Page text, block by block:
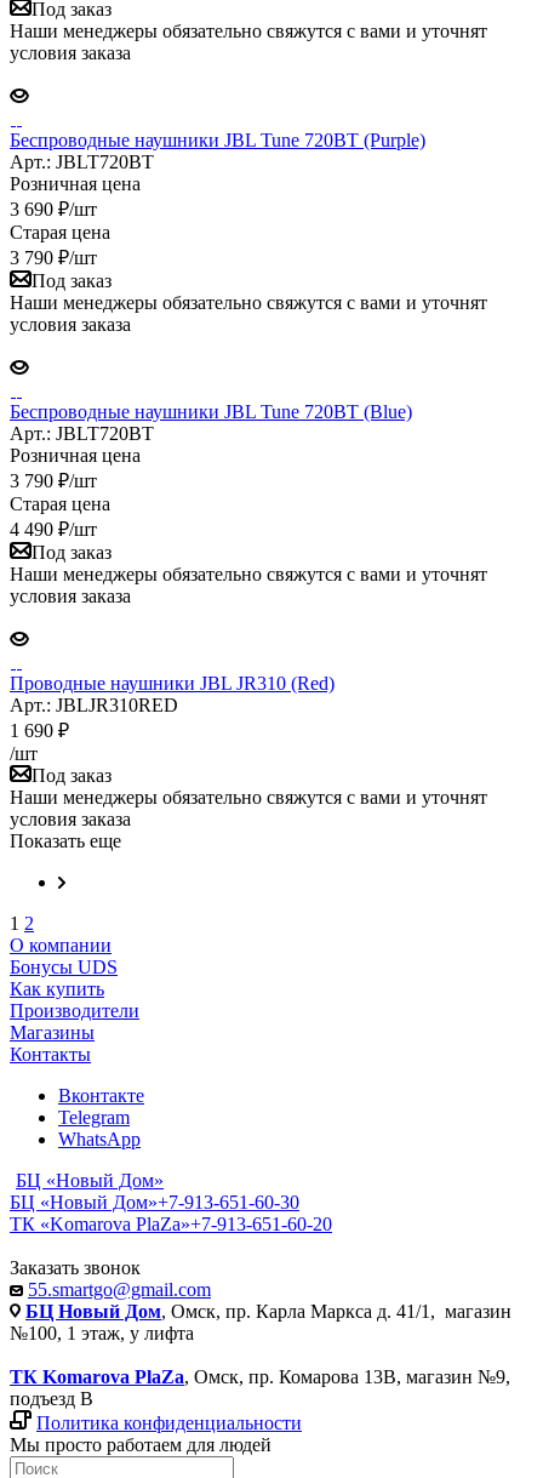
Под заказ
Наши менеджеры обязательно свяжутся с вами и уточнят
условия заказа
Беспроводные наушники JBL Tune 720BT (Purple)
Арт.: JBLT720BT
Розничная цена
3 690 ₽/шт
Старая цена
3 790 ₽/шт
Под заказ
Наши менеджеры обязательно свяжутся с вами и уточнят
условия заказа
Беспроводные наушники JBL Tune 720BT (Blue)
Арт.: JBLT720BT
Розничная цена
3 790 ₽/шт
Старая цена
4 490 ₽/шт
Под заказ
Наши менеджеры обязательно свяжутся с вами и уточнят
условия заказа
Проводные наушники JBL JR310 (Red)
Арт.: JBLJR310RED
1 690 ₽
/шт
Под заказ
Наши менеджеры обязательно свяжутся с вами и уточнят
условия заказа
Показать еще
1 2
О компании
Бонусы UDS
Как купить
Производители
Магазины
Контакты
Вконтакте
Telegram
WhatsApp
БЦ «Новый Дом»
БЦ «Новый Дом»+7-913-651-60-30
ТК «Komarova PlaZa»+7-913-651-60-20
Заказать звонок
55.smartgo@gmail.com
БЦ Новый Дом, Омск, пр. Карла Маркса д. 41/1, магазин
№100, 1 этаж, у лифта
ТК Komarova PlaZa, Омск, пр. Комарова 13В, магазин №9,
подъезд В
Политика конфиденциальности
Мы просто работаем для людей